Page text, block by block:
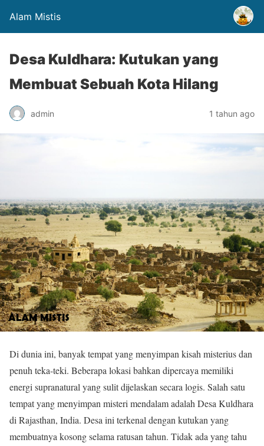
Alam Mistis
Desa Kuldhara: Kutukan yang
Membuat Sebuah Kota Hilang
admin 1 tahun ago
Di dunia ini, banyak tempat yang menyimpan kisah misterius dan
penuh teka-teki. Beberapa lokasi bahkan dipercaya memiliki
energi supranatural yang sulit dijelaskan secara logis. Salah satu
tempat yang menyimpan misteri mendalam adalah Desa Kuldhara
di Rajasthan, India. Desa ini terkenal dengan kutukan yang
membuatnya kosong selama ratusan tahun. Tidak ada yang tahu